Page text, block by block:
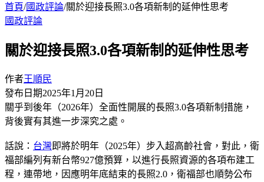
首頁/國政評論/關於迎接長照3.0各項新制的延伸性思考
國政評論
關於迎接長照3.0各項新制的延伸性思考
作者王順民
發布日期2025年1月20日
關乎到後年（2026年）全面性開展的長照3.0各項新制措施，
背後實有其進一步深究之處。
話說： 台灣 即將於明年（2025年）步入超高齡社會，對此，衛
福部編列有新台幣927億預算，以進行長照資源的各項布建工
程，連帶地，因應明年底結束的長照2.0，衛福部也順勢公布